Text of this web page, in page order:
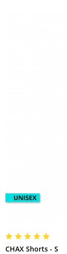
CHAX Shorts - S